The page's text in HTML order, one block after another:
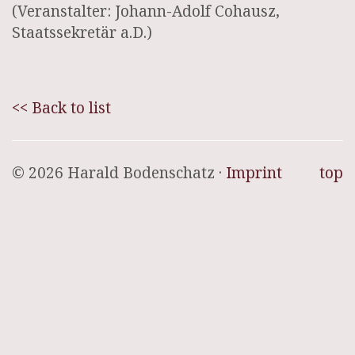
(Veranstalter: Johann-Adolf Cohausz,
Staatssekretär a.D.)
<< Back to list
top
© 2026 Harald Bodenschatz · Imprint